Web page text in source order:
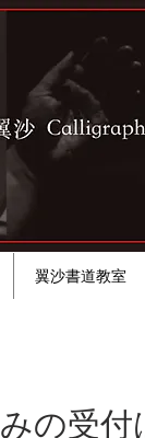
翼沙書道教室
の受付